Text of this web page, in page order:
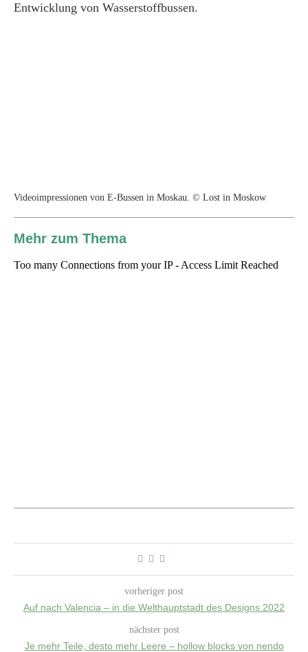
Entwicklung von Wasserstoffbussen.
Videoimpressionen von E-Bussen in Moskau. © Lost in Moskow
Mehr zum Thema
vorheriger post
Auf nach Valencia – in die Welthauptstadt des Designs 2022
nächster post
Je mehr Teile, desto mehr Leere – hollow blocks von nendo